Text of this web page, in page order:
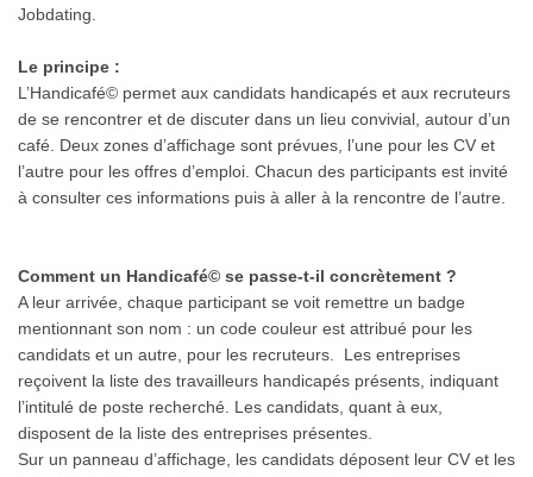
Jobdating.
Le principe :
L’Handicafé© permet aux candidats handicapés et aux recruteurs
de se rencontrer et de discuter dans un lieu convivial, autour d’un
café. Deux zones d’affichage sont prévues, l’une pour les CV et
l’autre pour les offres d’emploi. Chacun des participants est invité
à consulter ces informations puis à aller à la rencontre de l’autre.
Comment un Handicafé© se passe-t-il concrètement ?
A leur arrivée, chaque participant se voit remettre un badge
mentionnant son nom : un code couleur est attribué pour les
candidats et un autre, pour les recruteurs. Les entreprises
reçoivent la liste des travailleurs handicapés présents, indiquant
l’intitulé de poste recherché. Les candidats, quant à eux,
disposent de la liste des entreprises présentes.
Sur un panneau d’affichage, les candidats déposent leur CV et les